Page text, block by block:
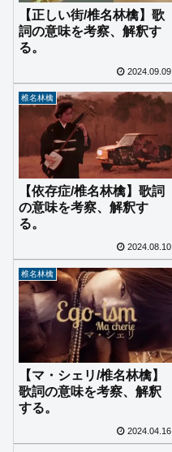
【正しい街/椎名林檎】歌
詞の意味を考察、解釈す
る。
2024.09.09
椎名林檎
【依存症/椎名林檎】歌詞
の意味を考察、解釈す
る。
2024.08.10
椎名林檎
【マ・シェリ/椎名林檎】
歌詞の意味を考察、解釈
する。
2024.04.16